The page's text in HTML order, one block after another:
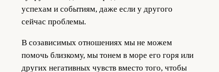
успехам и событиям, даже если у другого
сейчас проблемы.
В созависимых отношениях мы не можем
помочь близкому, мы тонем в море его горя или
других негативных чувств вместо того, чтобы